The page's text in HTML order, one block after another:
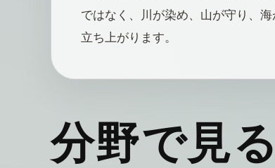
ではなく、川が染め、山が守り、
立ち上がります。
分野で見